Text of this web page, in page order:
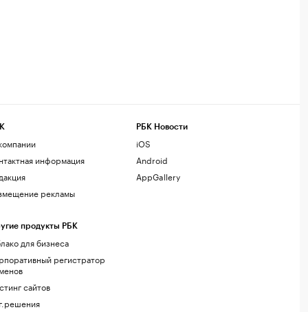
информация
рекламы
продукты РБК
для бизнеса
регистратор
сайтов
РБК Новости
iOS
Android
AppGallery